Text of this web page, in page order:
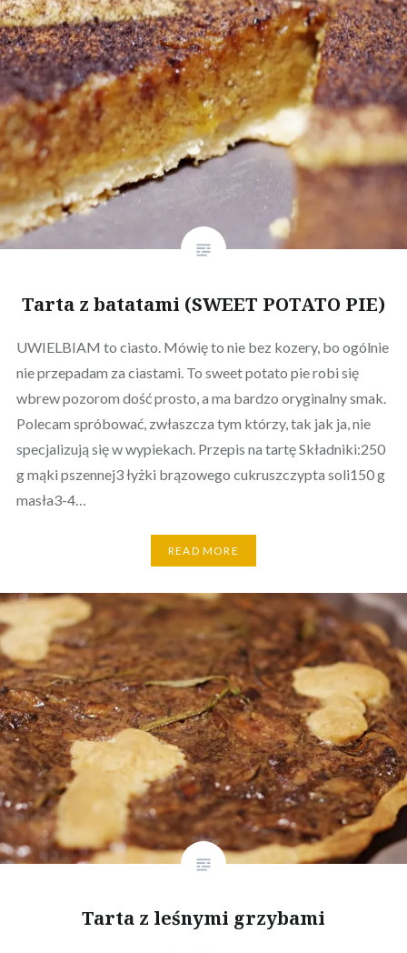
Tarta z batatami (SWEET POTATO PIE)
UWIELBIAM to ciasto. Mówię to nie bez kozery, bo ogólnie
nie przepadam za ciastami. To sweet potato pie robi się
wbrew pozorom dość prosto, a ma bardzo oryginalny smak.
Polecam spróbować, zwłaszcza tym którzy, tak jak ja, nie
specjalizują się w wypiekach. Przepis na tartę Składniki:250
g mąki pszennej3 łyżki brązowego cukruszczypta soli150 g
masła3-4…
READ MORE
Tarta z leśnymi grzybami